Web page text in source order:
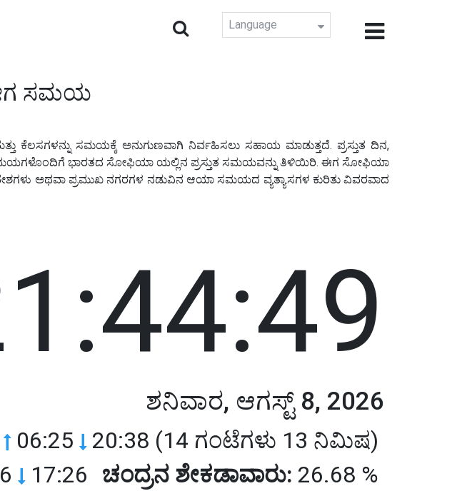
Language
ಸಮಯ
ಸಮಯಕ್ಕೆ ಅನುಗುಣವಾಗಿ ನಿರ್ವಹಿಸಲು ಸಹಾಯ ಮಾಡುತ್ತದೆ. ಪ್ರಸ್ತುತ ದಿನ,
ಭಾರತದ ಸೋಫಿಯಾ ಯಲ್ಲಿನ ಪ್ರಸ್ತುತ ಸಮಯವನ್ನು ತಿಳಿಯಿರಿ. ಈಗ ಸೋಫಿಯಾ
ಅಥವಾ ಪ್ರಮುಖ ನಗರಗಳ ನಡುವಿನ ಆಯಾ ಸಮಯದ ವ್ಯತ್ಯಾಸಗಳ ಕುರಿತು ವಿವರವಾದ
ಶನಿವಾರ, ಆಗಸ್ಟ್ 8, 2026
06:25 20:38 (14 ಗಂಟೆಗಳು 13 ನಿಮಿಷ)
17:26 ಚಂದ್ರನ ಶೇಕಡಾವಾರು: 26.68 %